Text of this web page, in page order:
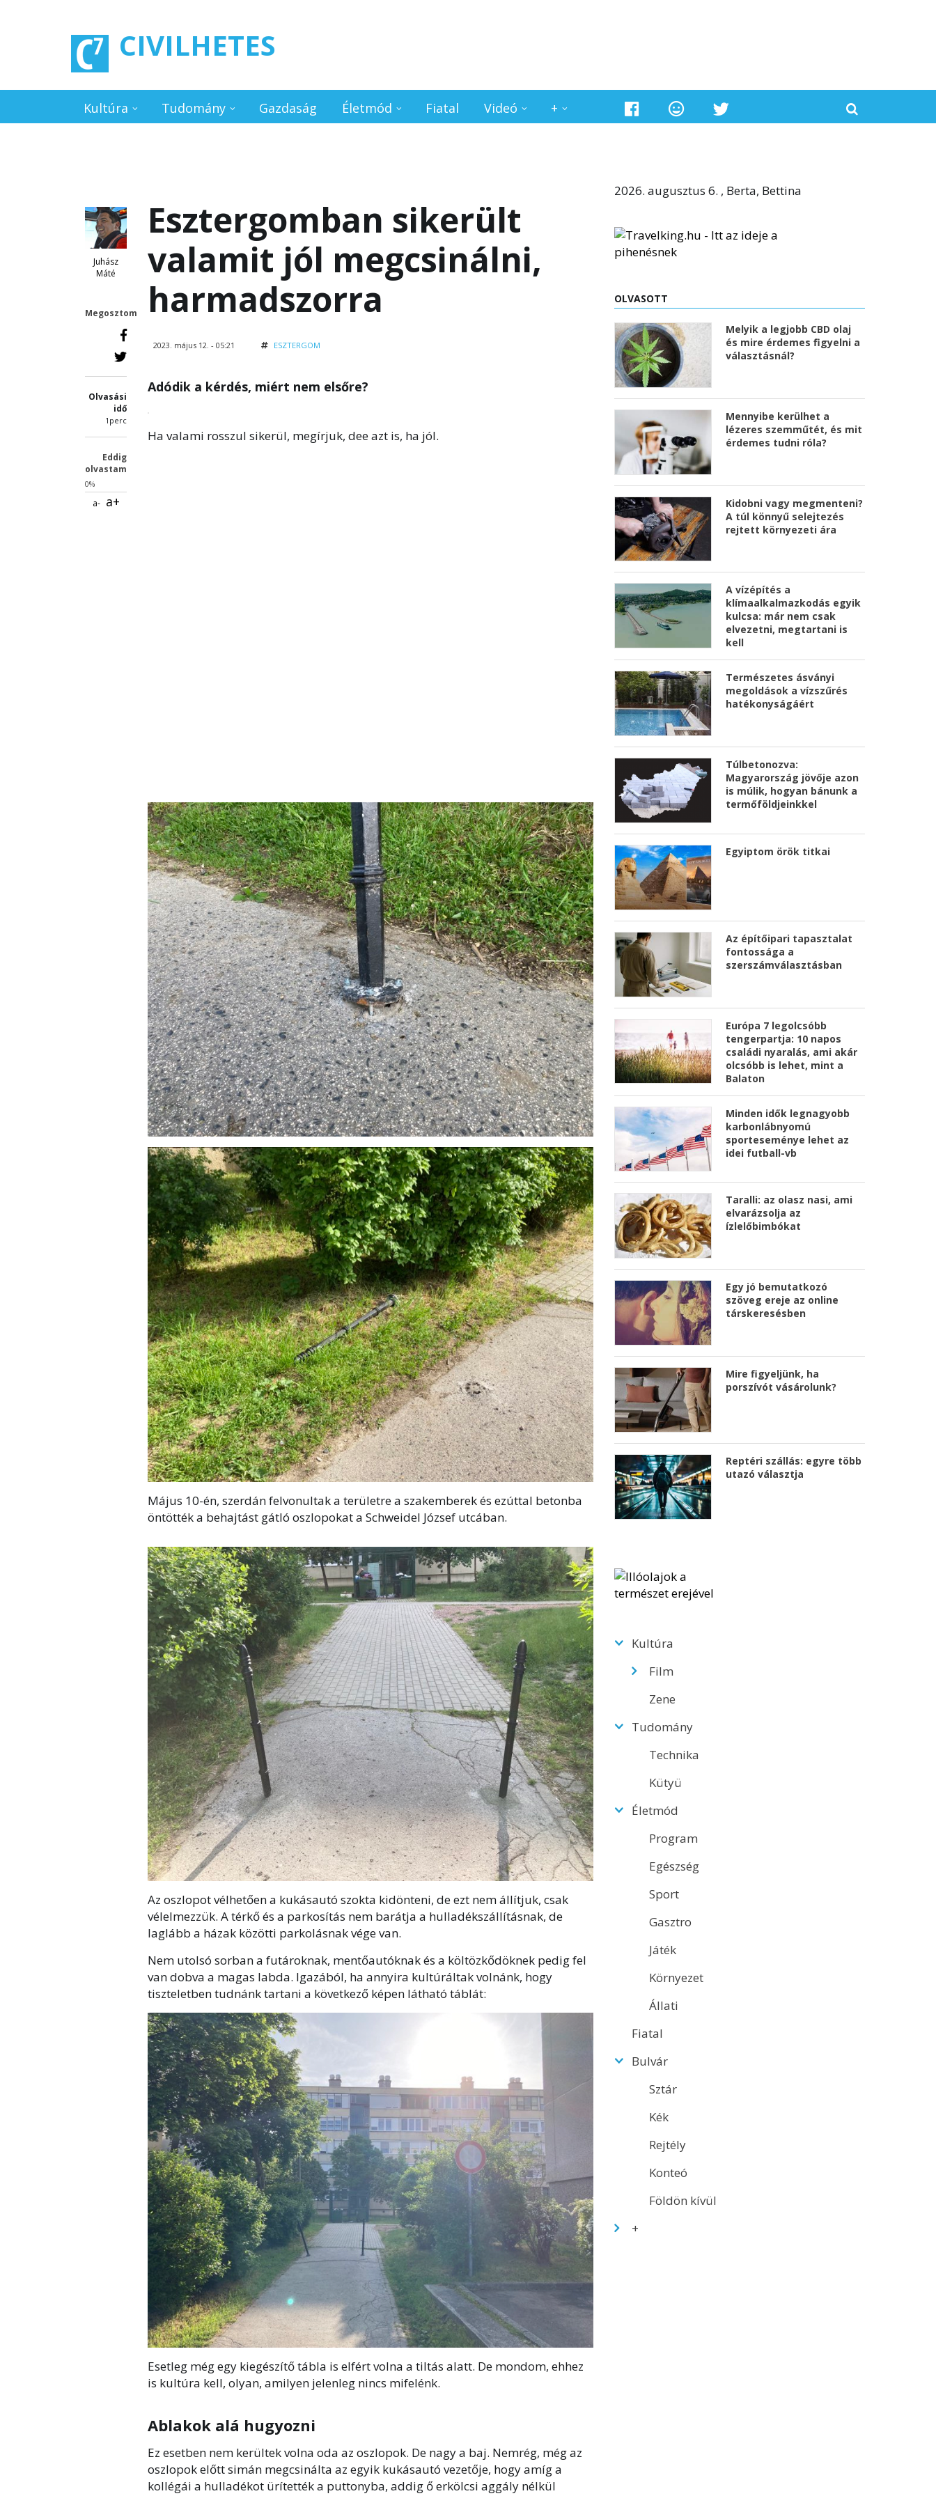
CIVILHETES
Kultúra Tudomány Gazdaság Életmód Fiatal Videó +
Juhász
Máté
Megosztom
Olvasási
idő
1perc
Eddig
olvastam
0%
a- a+
Esztergomban sikerült
valamit jól megcsinálni,
harmadszorra
2023. május 12. - 05:21 ESZTERGOM
Adódik a kérdés, miért nem elsőre?
Ha valami rosszul sikerül, megírjuk, dee azt is, ha jól.
Május 10-én, szerdán felvonultak a területre a szakemberek és ezúttal betonba
öntötték a behajtást gátló oszlopokat a Schweidel József utcában.
Az oszlopot vélhetően a kukásautó szokta kidönteni, de ezt nem állítjuk, csak
vélelmezzük. A térkő és a parkosítás nem barátja a hulladékszállításnak, de
laglább a házak közötti parkolásnak vége van.
Nem utolsó sorban a futároknak, mentőautóknak és a költözkődöknek pedig fel
van dobva a magas labda. Igazából, ha annyira kultúráltak volnánk, hogy
tiszteletben tudnánk tartani a következő képen látható táblát:
Esetleg még egy kiegészítő tábla is elfért volna a tiltás alatt. De mondom, ehhez
is kultúra kell, olyan, amilyen jelenleg nincs mifelénk.
Ablakok alá hugyozni
Ez esetben nem kerültek volna oda az oszlopok. De nagy a baj. Nemrég, még az
oszlopok előtt simán megcsinálta az egyik kukásautó vezetője, hogy amíg a
kollégái a hulladékot ürítették a puttonyba, addig ő erkölcsi aggály nélkül
2026. augusztus 6. , Berta, Bettina
OLVASOTT
Melyik a legjobb CBD olaj
és mire érdemes figyelni a
választásnál?
Mennyibe kerülhet a
lézeres szemműtét, és mit
érdemes tudni róla?
Kidobni vagy megmenteni?
A túl könnyű selejtezés
rejtett környezeti ára
A vízépítés a
klímaalkalmazkodás egyik
kulcsa: már nem csak
elvezetni, megtartani is
kell
Természetes ásványi
megoldások a vízszűrés
hatékonyságáért
Túlbetonozva:
Magyarország jövője azon
is múlik, hogyan bánunk a
termőföldjeinkkel
Egyiptom örök titkai
Az építőipari tapasztalat
fontossága a
szerszámválasztásban
Európa 7 legolcsóbb
tengerpartja: 10 napos
családi nyaralás, ami akár
olcsóbb is lehet, mint a
Balaton
Minden idők legnagyobb
karbonlábnyomú
sporteseménye lehet az
idei futball-vb
Taralli: az olasz nasi, ami
elvarázsolja az
ízlelőbimbókat
Egy jó bemutatkozó
szöveg ereje az online
társkeresésben
Mire figyeljünk, ha
porszívót vásárolunk?
Reptéri szállás: egyre több
utazó választja
Kultúra
Film
Zene
Tudomány
Technika
Kütyü
Életmód
Program
Egészség
Sport
Gasztro
Játék
Környezet
Állati
Fiatal
Bulvár
Sztár
Kék
Rejtély
Konteó
Földön kívül
+